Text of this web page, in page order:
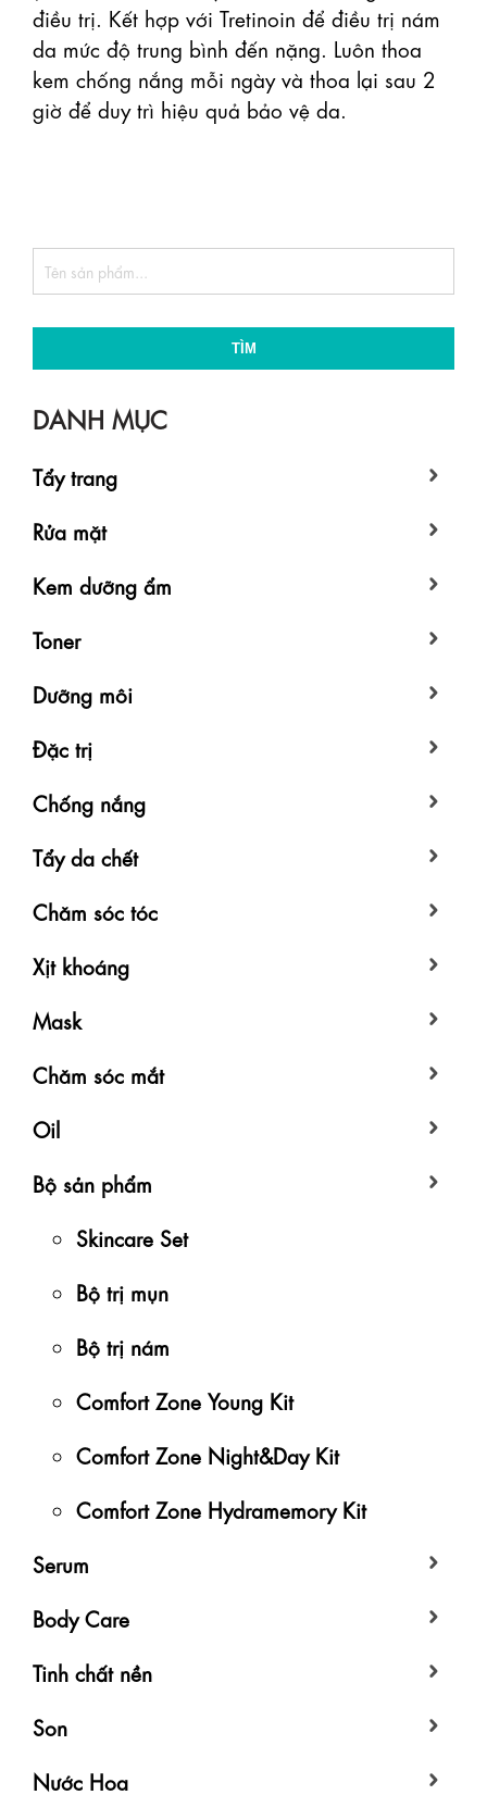
điều trị. Kết hợp với Tretinoin để điều trị nám
da mức độ trung bình đến nặng. Luôn thoa
kem chống nắng mỗi ngày và thoa lại sau 2
giờ để duy trì hiệu quả bảo vệ da.
TÌM
DANH MỤC
Tẩy trang
Rửa mặt
Kem dưỡng ẩm
Toner
Dưỡng môi
Đặc trị
Chống nắng
Tẩy da chết
Chăm sóc tóc
Xịt khoáng
Mask
Chăm sóc mắt
Oil
Bộ sản phẩm
Skincare Set
Bộ trị mụn
Bộ trị nám
Comfort Zone Young Kit
Comfort Zone Night&Day Kit
Comfort Zone Hydramemory Kit
Serum
Body Care
Tinh chất nền
Son
Nước Hoa